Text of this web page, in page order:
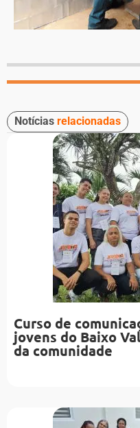
Notícias relacionadas
Curso de
jovens do Baixo
da comunidade